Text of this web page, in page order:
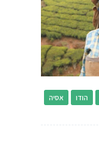
אסיה הודו